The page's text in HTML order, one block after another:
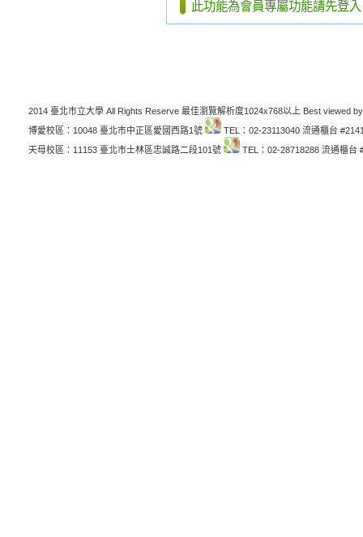
此功能為會員專屬功能請先登入
2014 臺北市立大學 All Rights Reserve 最佳瀏覽解析度1024x768以上 Best viewed
博愛校區：10048 臺北市中正區愛國西路1號
TEL：02-23113040 流通櫃台
天母校區：11153 臺北市士林區忠誠路二段101號
TEL：02-28718288 流通櫃台